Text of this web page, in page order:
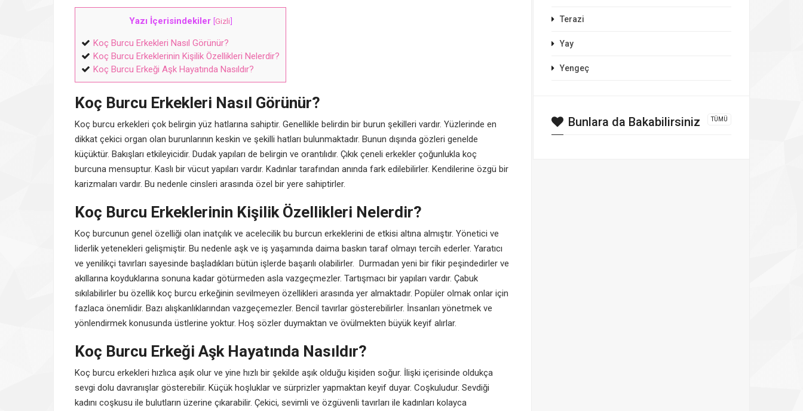
Yazı İçerisindekiler [Gizli]
Koç Burcu Erkekleri Nasıl Görünür?
Koç Burcu Erkeklerinin Kişilik Özellikleri Nelerdir?
Koç Burcu Erkeği Aşk Hayatında Nasıldır?
Koç Burcu Erkekleri Nasıl Görünür?
Koç burcu erkekleri çok belirgin yüz hatlarına sahiptir. Genellikle belirdin bir burun şekilleri vardır. Yüzlerinde en
dikkat çekici organ olan burunlarının keskin ve şekilli hatları bulunmaktadır. Bunun dışında gözleri genelde
küçüktür. Bakışları etkileyicidir. Dudak yapıları de belirgin ve orantılıdır. Çıkık çeneli erkekler çoğunlukla koç
burcuna mensuptur. Kaslı bir vücut yapıları vardır. Kadınlar tarafından anında fark edilebilirler. Kendilerine özgü bir
karizmaları vardır. Bu nedenle cinsleri arasında özel bir yere sahiptirler.
Koç Burcu Erkeklerinin Kişilik Özellikleri Nelerdir?
Koç burcunun genel özelliği olan inatçılık ve acelecilik bu burcun erkeklerini de etkisi altına almıştır. Yönetici ve
liderlik yetenekleri gelişmiştir. Bu nedenle aşk ve iş yaşamında daima baskın taraf olmayı tercih ederler. Yaratıcı
ve yenilikçi tavırları sayesinde başladıkları bütün işlerde başarılı olabilirler. Durmadan yeni bir fikir peşindedirler ve
akıllarına koyduklarına sonuna kadar götürmeden asla vazgeçmezler. Tartışmacı bir yapıları vardır. Çabuk
sıkılabilirler bu özellik koç burcu erkeğinin sevilmeyen özellikleri arasında yer almaktadır. Popüler olmak onlar için
fazlaca önemlidir. Bazı alışkanlıklarından vazgeçemezler. Bencil tavırlar gösterebilirler. İnsanları yönetmek ve
yönlendirmek konusunda üstlerine yoktur. Hoş sözler duymaktan ve övülmekten büyük keyif alırlar.
Koç Burcu Erkeği Aşk Hayatında Nasıldır?
Koç burcu erkekleri hızlıca aşık olur ve yine hızlı bir şekilde aşık olduğu kişiden soğur. İlişki içerisinde oldukça
sevgi dolu davranışlar gösterebilir. Küçük hoşluklar ve sürprizler yapmaktan keyif duyar. Coşkuludur. Sevdiği
kadını coşkusu ile bulutların üzerine çıkarabilir. Çekici, sevimli ve özgüvenli tavırları ile kadınları kolayca
Terazi
Yay
Yengeç
Bunlara da Bakabilirsiniz TÜMÜ